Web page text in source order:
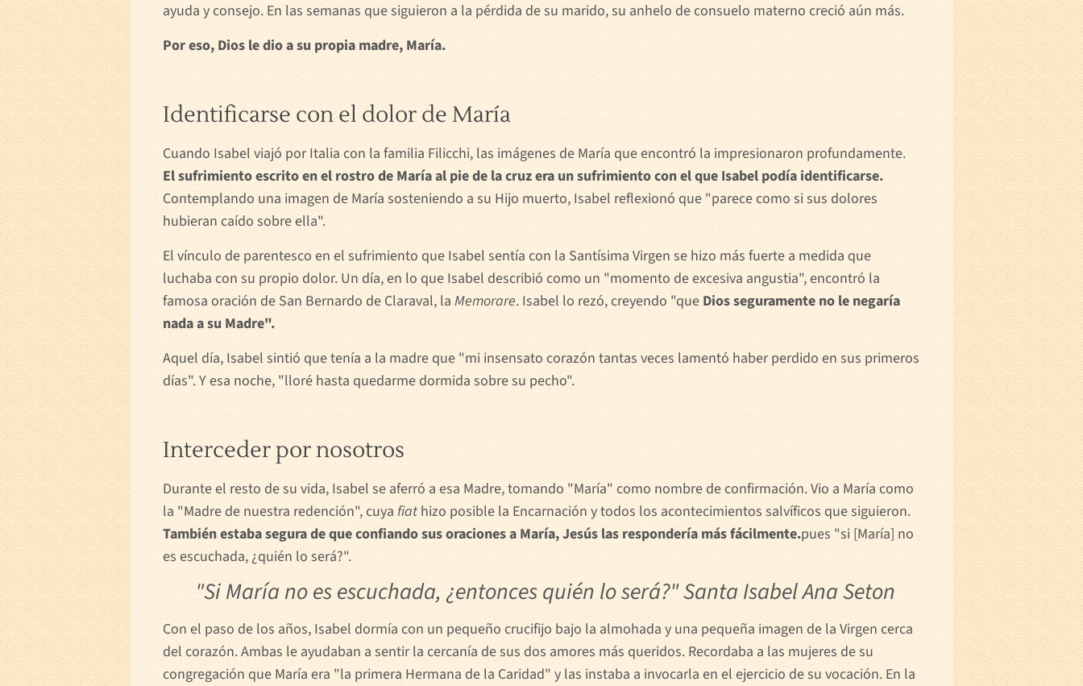
ayuda y consejo. En las semanas que siguieron a la pérdida de su marido, su anhelo de consuelo materno creció aún más.
Por eso, Dios le dio a su propia madre, María.
Identificarse con el dolor de María
Cuando Isabel viajó por Italia con la familia Filicchi, las imágenes de María que encontró la impresionaron profundamente.
El sufrimiento escrito en el rostro de María al pie de la cruz era un sufrimiento con el que Isabel podía identificarse.
Contemplando una imagen de María sosteniendo a su Hijo muerto, Isabel reflexionó que "parece como si sus dolores
hubieran caído sobre ella".
El vínculo de parentesco en el sufrimiento que Isabel sentía con la Santísima Virgen se hizo más fuerte a medida que
luchaba con su propio dolor. Un día, en lo que Isabel describió como un "momento de excesiva angustia", encontró la
famosa oración de San Bernardo de Claraval, laMemorare. Isabel lo rezó, creyendo "queDios seguramente no le negaría
nada a su Madre".
Aquel día, Isabel sintió que tenía a la madre que "mi insensato corazón tantas veces lamentó haber perdido en sus primeros
días". Y esa noche, "lloré hasta quedarme dormida sobre su pecho".
Interceder por nosotros
Durante el resto de su vida, Isabel se aferró a esa Madre, tomando "María" como nombre de confirmación. Vio a María como
la "Madre de nuestra redención", cuyafiathizo posible la Encarnación y todos los acontecimientos salvíficos que siguieron.
También estaba segura de que confiando sus oraciones a María, Jesús las respondería más fácilmente.pues "si [María] no
es escuchada, ¿quién lo será?".
"Si María no es escuchada, ¿entonces quién lo será?" Santa Isabel Ana Seton
Con el paso de los años, Isabel dormía con un pequeño crucifijo bajo la almohada y una pequeña imagen de la Virgen cerca
del corazón. Ambas le ayudaban a sentir la cercanía de sus dos amores más queridos. Recordaba a las mujeres de su
congregación que María era "la primera Hermana de la Caridad" y las instaba a invocarla en el ejercicio de su vocación. En la